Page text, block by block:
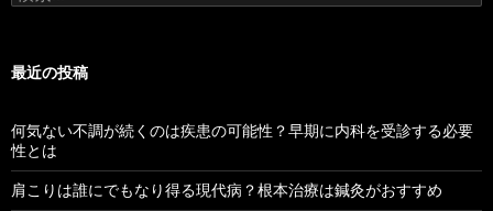
最近の投稿
何気ない不調が続くのは疾患の可能性？早期に内科を受診する必要
性とは
肩こりは誰にでもなり得る現代病？根本治療は鍼灸がおすすめ